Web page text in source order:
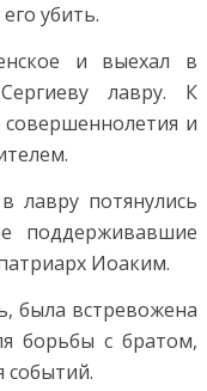
убить.
и выехал в
лавру. К
и
лавру потянулись
поддерживавшие
Иоаким.
была встревожена
борьбы с братом,
событий.